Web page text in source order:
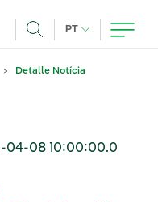
PT IDIOMA ATUAL,
Detalle Notícia
04-08 10:00:00.0